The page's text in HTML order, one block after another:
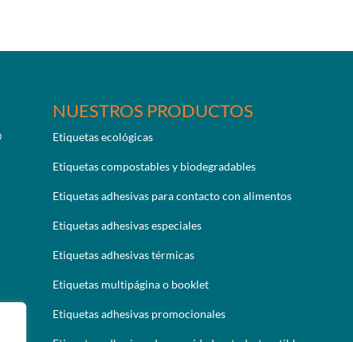
NUESTROS PRODUCTOS
Etiquetas ecológicas
Etiquetas compostables y biodegradables
Etiquetas adhesivas para contacto con alimentos
Etiquetas adhesivas especiales
Etiquetas adhesivas térmicas
Etiquetas multipágina o booklet
Etiquetas adhesivas promocionales